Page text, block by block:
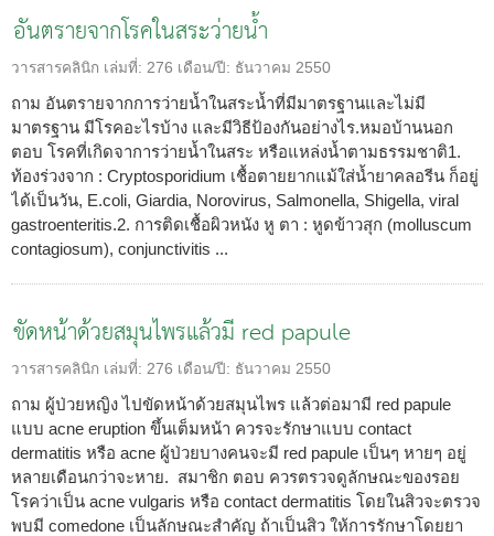
อันตรายจากโรคในสระว่ายน้ำ
วารสารคลินิก เล่มที่: 276 เดือน/ปี: ธันวาคม 2550
ถาม อันตรายจากการว่ายน้ำในสระน้ำที่มีมาตรฐานและไม่มี
มาตรฐาน มีโรคอะไรบ้าง และมีวิธีป้องกันอย่างไร.หมอบ้านนอก
ตอบ โรคที่เกิดจาการว่ายน้ำในสระ หรือแหล่งน้ำตามธรรมชาติ1.
ท้องร่วงจาก : Cryptosporidium เชื้อตายยากแม้ใส่น้ำยาคลอรีน ก็อยู่
ได้เป็นวัน, E.coli, Giardia, Norovirus, Salmonella, Shigella, viral
gastroenteritis.2. การติดเชื้อผิวหนัง หู ตา : หูดข้าวสุก (molluscum
contagiosum), conjunctivitis ...
ขัดหน้าด้วยสมุนไพรแล้วมี red papule
วารสารคลินิก เล่มที่: 276 เดือน/ปี: ธันวาคม 2550
ถาม ผู้ป่วยหญิง ไปขัดหน้าด้วยสมุนไพร แล้วต่อมามี red papule
แบบ acne eruption ขึ้นเต็มหน้า ควรจะรักษาแบบ contact
dermatitis หรือ acne ผู้ป่วยบางคนจะมี red papule เป็นๆ หายๆ อยู่
หลายเดือนกว่าจะหาย. สมาชิก ตอบ ควรตรวจดูลักษณะของรอย
โรคว่าเป็น acne vulgaris หรือ contact dermatitis โดยในสิวจะตรวจ
พบมี comedone เป็นลักษณะสำคัญ ถ้าเป็นสิว ให้การรักษาโดยยา